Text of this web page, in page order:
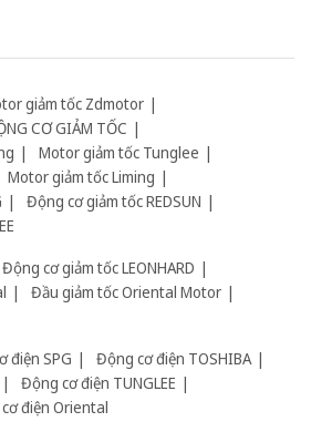
giảm tốc Zdmotor
CƠ GIẢM TỐC
Motor giảm tốc Tunglee
Motor giảm tốc Liming
Động cơ giảm tốc REDSUN
Động cơ giảm tốc LEONHARD
Đầu giảm tốc Oriental Motor
điện SPG
Động cơ điện TOSHIBA
Động cơ điện TUNGLEE
điện Oriental